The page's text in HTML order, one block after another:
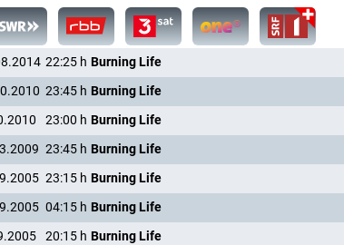
22:25 h Burning Life
23:45 h Burning Life
23:00 h Burning Life
23:45 h Burning Life
23:15 h Burning Life
04:15 h Burning Life
20:15 h Burning Life